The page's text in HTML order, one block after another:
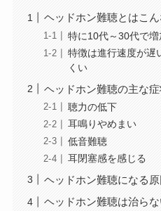
ヘッドホン難聴とはこ
特に10代～30代で
特徴は進行速度が遅
くい
ヘッドホン難聴の主な症
聴力の低下
耳鳴りやめまい
低音難聴
耳閉塞感を感じる
ヘッドホン難聴になる原
ヘッドホン難聴は治ら